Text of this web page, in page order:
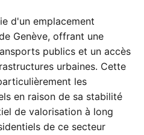
d'un emplacement
Genève, offrant une
publics et un accès
urbaines. Cette
les
en raison de sa stabilité
de valorisation à long
de ce secteur